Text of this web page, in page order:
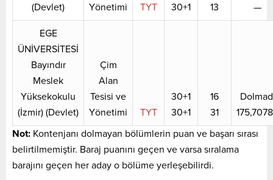
(Devlet)
Yönetimi
TYT
30+1
13
—
EGE
ÜNİVERSİTESİ
Bayındır
Meslek
Yüksekokulu
(İzmir) (Devlet)
Çim
Alan
Tesisi ve
Yönetimi
TYT
30+1
30+1
16
31
Not: Kontenjanı dolmayan bölümlerin puan ve başarı sırası
belirtilmemiştir. Baraj puanını geçen ve varsa sıralama
barajını geçen her aday o bölüme yerleşebilirdi.